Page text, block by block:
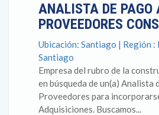
ANALISTA DE PAGO
PROVEEDORES
Ubicación: Santiago | Región
Santiago
Empresa del rubro de la
en búsqueda de un(a) Analista
Proveedores para
Adquisiciones. Buscamos...